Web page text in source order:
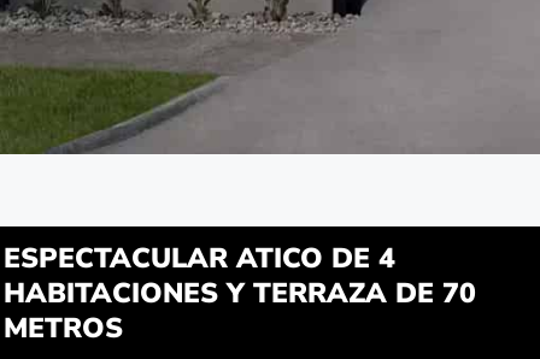
ESPECTACULAR ATICO DE 4
HABITACIONES Y TERRAZA DE 70
METROS